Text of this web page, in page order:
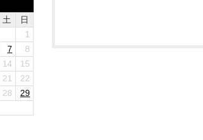
土
日
1
7
8
14
15
21
22
28
29